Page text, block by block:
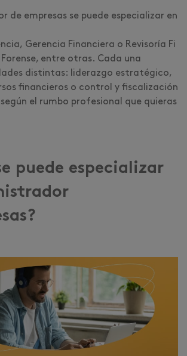
de empresas se puede especializar en
Gerencia Financiera o Revisoría Fi
entre otras. Cada una
distintas: liderazgo estratégico,
financieros o control y fiscalización
el rumbo profesional que quieras
puede especializar